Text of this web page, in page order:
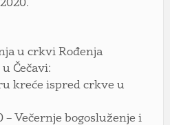
u crkvi Rođenja
Čečavi:
kreće ispred crkve u
– Večernje bogosluženje i